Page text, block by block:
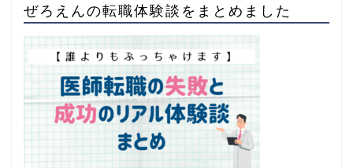
ぜろえんの転職体験談をまとめました